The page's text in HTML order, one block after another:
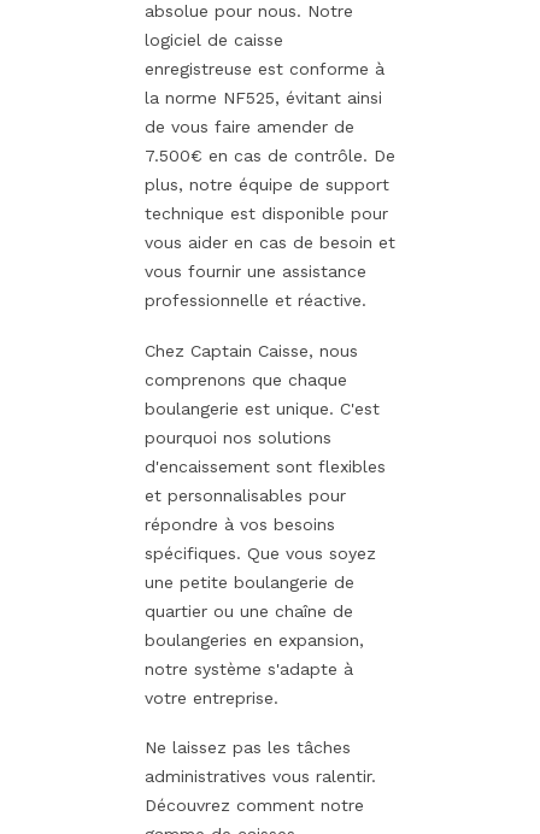
absolue pour nous. Notre
logiciel de caisse
enregistreuse est conforme à
la norme NF525, évitant ainsi
de vous faire amender de
7.500€ en cas de contrôle. De
plus, notre équipe de support
technique est disponible pour
vous aider en cas de besoin et
vous fournir une assistance
professionnelle et réactive.
Chez Captain Caisse, nous
comprenons que chaque
boulangerie est unique. C'est
pourquoi nos solutions
d'encaissement sont flexibles
et personnalisables pour
répondre à vos besoins
spécifiques. Que vous soyez
une petite boulangerie de
quartier ou une chaîne de
boulangeries en expansion,
notre système s'adapte à
votre entreprise.
Ne laissez pas les tâches
administratives vous ralentir.
Découvrez comment notre